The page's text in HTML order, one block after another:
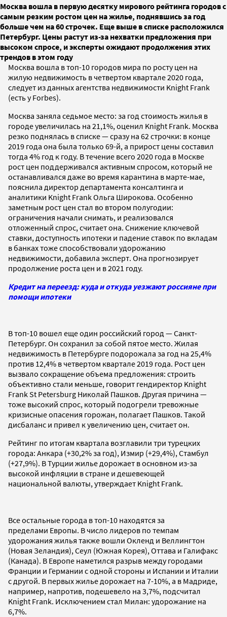
Москва вошла в первую десятку мирового рейтинга городов с
самым резким ростом цен на жилье, поднявшись за год
больше чем на 60 строчек. Еще выше в списке расположился
Петербург. Цены растут из-за нехватки предложения при
высоком спросе, и эксперты ожидают продолжения этих
трендов в этом году
Москва вошла в топ-10 городов мира по росту цен на
жилую недвижимость в четвертом квартале 2020 года,
следует из данных агентства недвижимости Knight Frank
(есть у Forbes).
Москва заняла седьмое место: за год стоимость жилья в
городе увеличилась на 21,1%, оценил Knight Frank. Москва
резко поднялась в списке — сразу на 62 строчки: в конце
2019 года она была только 69-й, а прирост цены составил
тогда 4% год к году. В течение всего 2020 года в Москве
рост цен поддерживался активным спросом, который не
останавливался даже во время карантина в марте-мае,
пояснила директор департамента консалтинга и
аналитики Knight Frank Ольга Широкова. Особенно
заметным рост цен стал во втором полугодии:
ограничения начали снимать, и реализовался
отложенный спрос, считает она. Снижение ключевой
ставки, доступность ипотеки и падение ставок по вкладам
в банках тоже способствовали удорожанию
недвижимости, добавила эксперт. Она прогнозирует
продолжение роста цен и в 2021 году.
Кредит на переезд: куда и откуда уезжают россияне при
помощи ипотеки
В топ-10 вошел еще один российский город — Санкт-
Петербург. Он сохранил за собой пятое место. Жилая
недвижимость в Петербурге подорожала за год на 25,4%
против 12,4% в четвертом квартале 2019 года. Рост цен
вызвало сокращение объема предложения: строить
объективно стали меньше, говорит гендиректор Knight
Frank St Petersburg Николай Пашков. Другая причина —
тоже высокий спрос, который подогрели тревожные
кризисные опасения горожан, полагает Пашков. Такой
дисбаланс и привел к увеличению цен, считает он.
Рейтинг по итогам квартала возглавили три турецких
города: Анкара (+30,2% за год), Измир (+29,4%), Стамбул
(+27,9%). В Турции жилье дорожает в основном из-за
высокой инфляции в стране и дешевеющей
национальной валюты, утверждает Knight Frank.
Все остальные города в топ-10 находятся за
пределами Европы. В число лидеров по темпам
удорожания жилья также вошли Окленд и Веллингтон
(Новая Зеландия), Сеул (Южная Корея), Оттава и Галифакс
(Канада). В Европе наметился разрыв между городами
Франции и Германии с одной стороны и Испании и Италии
с другой. В первых жилье дорожает на 7-10%, а в Мадриде,
например, напротив, подешевело на 3,7%, подсчитал
Knight Frank. Исключением стал Милан: удорожание на
6,7%.